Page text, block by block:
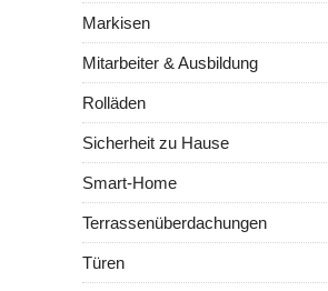
Markisen
Mitarbeiter & Ausbildung
Rolläden
Sicherheit zu Hause
Smart-Home
Terrassenüberdachungen
Türen